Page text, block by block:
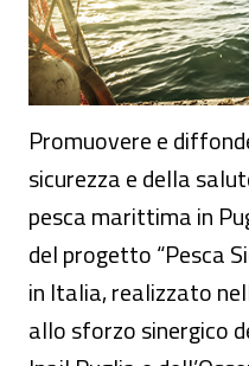
Promuovere e
sicurezza e della
pesca marittima in
del progetto “Pesca
in Italia, realizzato
allo sforzo sinergico